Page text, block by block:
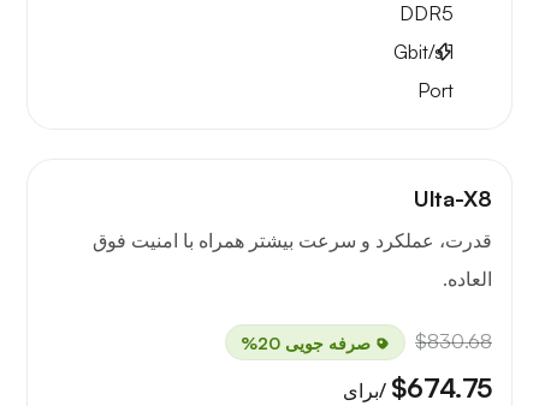
DDR5
1
Gbit/s
Port
Ulta-X8
قدرت، عملکرد و سرعت بیشتر همراه با امنیت فوق
العاده.
$830.68 صرفه جویی 20%
$674.75 /برای